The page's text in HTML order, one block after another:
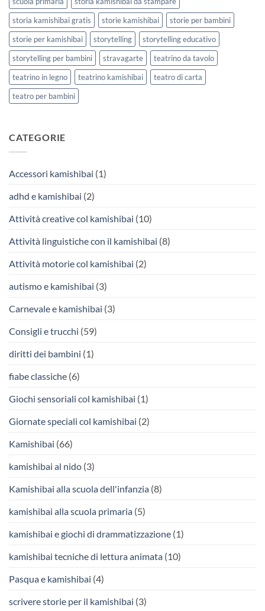
storia kamishibai gratis
storie kamishibai
storie per bambini
storie per kamishibai
storytelling
storytelling educativo
storytelling per bambini
stravagarte
teatrino da tavolo
teatrino in legno
teatrino kamishibai
teatro di carta
teatro per bambini
CATEGORIE
Accessori kamishibai (1)
adhd e kamishibai (2)
Attività creative col kamishibai (10)
Attività linguistiche con il kamishibai (8)
Attività motorie col kamishibai (2)
autismo e kamishibai (3)
Carnevale e kamishibai (3)
Consigli e trucchi (59)
diritti dei bambini (1)
fiabe classiche (6)
Giochi sensoriali col kamishibai (1)
Giornate speciali col kamishibai (2)
Kamishibai (66)
kamishibai al nido (3)
Kamishibai alla scuola dell'infanzia (8)
kamishibai alla scuola primaria (5)
kamishibai e giochi di drammatizzazione (1)
kamishibai tecniche di lettura animata (10)
Pasqua e kamishibai (4)
scrivere storie per il kamishibai (3)